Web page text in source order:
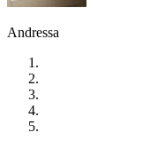
Andressa